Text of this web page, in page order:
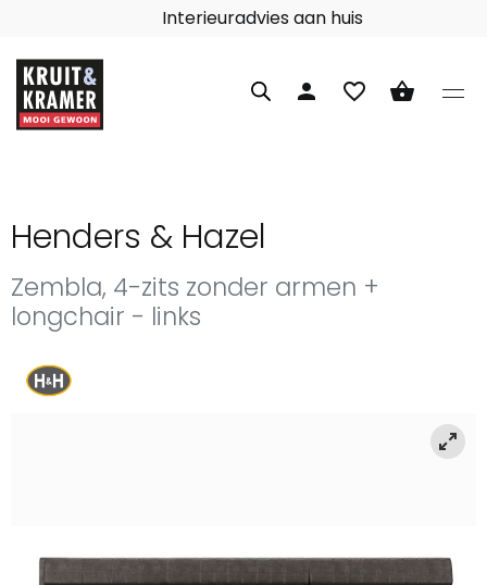
Interieuradvies aan huis
person favorite_border shopping_basket
Henders & Hazel
Zembla, 4-zits zonder armen +
longchair - links